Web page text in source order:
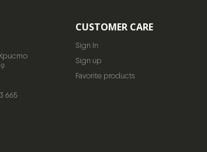
Христо
665
CUSTOMER CARE
Sign In
Sign up
Favorite products